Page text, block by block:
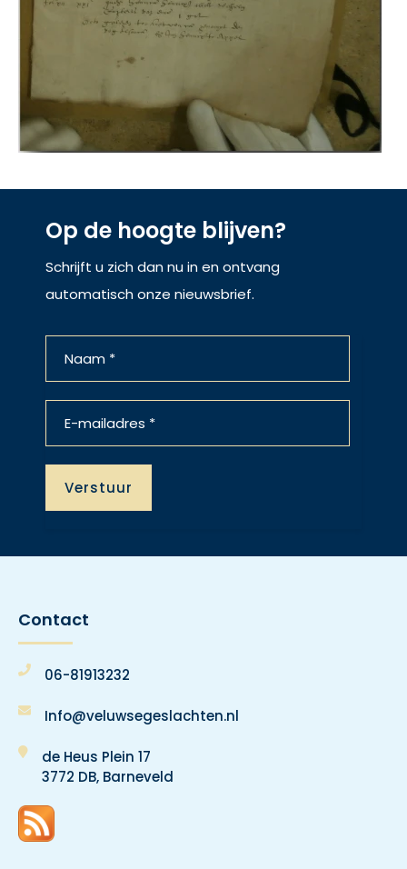
Op de hoogte blijven?
Schrijft u zich dan nu in en ontvang
automatisch onze nieuwsbrief.
Contact
06-81913232
Info@veluwsegeslachten.nl
de Heus Plein 17
3772 DB, Barneveld